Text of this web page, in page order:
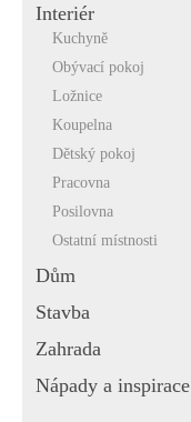
Interiér
Kuchyně
Obývací pokoj
Ložnice
Koupelna
Dětský pokoj
Pracovna
Posilovna
Ostatní místnosti
Dům
Stavba
Zahrada
Nápady a inspirace